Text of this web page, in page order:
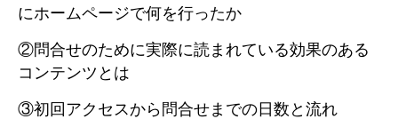
にホームページで何を行ったか
②問合せのために実際に読まれている効果のある
コンテンツとは
③初回アクセスから問合せまでの日数と流れ